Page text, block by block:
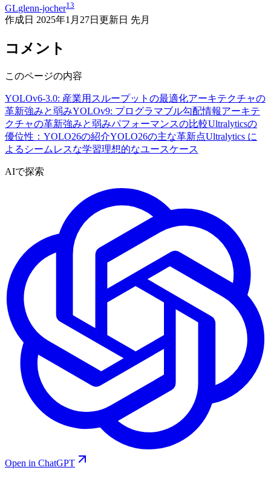
GLglenn-jocher13
作成日 2025年1月27日 更新日 先月
コメント
このページの内容
YOLOv6-3.0: 産業用スループットの最適化アーキテクチャの
革新強みと弱みYOLOv9: プログラマブル勾配情報アーキテ
クチャの革新強みと弱みパフォーマンスの比較Ultralyticsの
優位性：YOLO26の紹介YOLO26の主な革新点Ultralytics に
よるシームレスな学習理想的なユースケース
AIで探索
Open in ChatGPT